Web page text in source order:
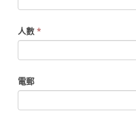
人數 *
電郵